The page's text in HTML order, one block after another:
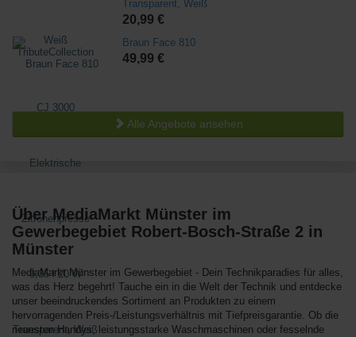
Transparent, Weiß
20,99 €
Braun Face 810
49,99 €
Alle Angebote ansehen
Über MediaMarkt Münster im
Gewerbegebiet Robert-Bosch-Straße 2 in
Münster
MediaMarkt Münster im Gewerbegebiet - Dein Technikparadies für alles,
was das Herz begehrt! Tauche ein in die Welt der Technik und entdecke
unser beeindruckendes Sortiment an Produkten zu einem
hervorragenden Preis-/Leistungsverhältnis mit Tiefpreisgarantie. Ob die
neuesten Handys, leistungsstarke Waschmaschinen oder fesselnde